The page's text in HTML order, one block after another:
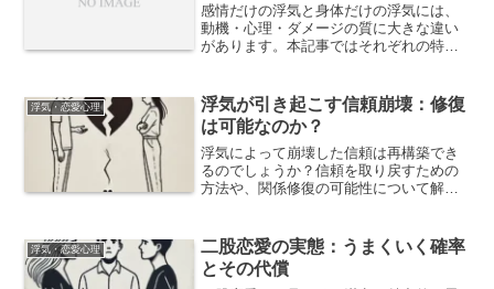
感情だけの浮気と身体だけの浮気には、
動機・心理・ダメージの質に大きな違い
があります。本記事ではそれぞれの特徴
を現実的に解説します。
浮気・恋愛心理
浮気が引き起こす信頼崩壊：修復
は可能なのか？
浮気によって崩壊した信頼は再構築でき
るのでしょうか？信頼を取り戻すための
方法や、関係修復の可能性について解説
浮気・恋愛心理
二股恋愛の実態：うまくいく確率
とその代償